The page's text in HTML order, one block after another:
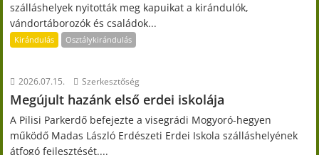
szálláshelyek nyitották meg kapuikat a kirándulók,
vándortáborozók és családok...
Kirándulás Osztálykirándulás
2026.07.15. Szerkesztőség
Megújult hazánk első erdei iskolája
A Pilisi Parkerdő befejezte a visegrádi Mogyoró-hegyen
működő Madas László Erdészeti Erdei Iskola szálláshelyének
átfogó fejlesztését....